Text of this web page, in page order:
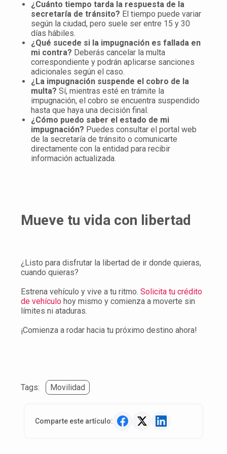
¿Cuánto tiempo tarda la respuesta de la
secretaría de tránsito? El tiempo puede variar
según la ciudad, pero suele ser entre 15 y 30
días hábiles.
¿Qué sucede si la impugnación es fallada en
mi contra? Deberás cancelar la multa
correspondiente y podrán aplicarse sanciones
adicionales según el caso.
¿La impugnación suspende el cobro de la
multa? Sí, mientras esté en trámite la
impugnación, el cobro se encuentra suspendido
hasta que haya una decisión final.
¿Cómo puedo saber el estado de mi
impugnación? Puedes consultar el portal web
de la secretaría de tránsito o comunicarte
directamente con la entidad para recibir
información actualizada.
Mueve tu vida con libertad
¿Listo para disfrutar la libertad de ir donde quieras,
cuando quieras?
Estrena vehículo y vive a tu ritmo. Solicita tu crédito
de vehículo hoy mismo y comienza a moverte sin
límites ni ataduras.
¡Comienza a rodar hacia tu próximo destino ahora!
Tags: Movilidad
Comparte este artículo: